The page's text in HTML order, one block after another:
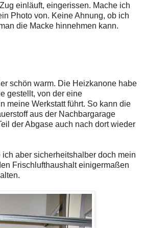
einläuft, eingerissen. Mache ich
Photo von. Keine Ahnung, ob ich
die Macke hinnehmen kann.
schön warm. Die Heizkanone habe
gestellt, von der eine
meine Werkstatt führt. So kann die
aus der Nachbargarage
der Abgase auch nach dort wieder
aber sicherheitshalber doch mein
Frischlufthaushalt einigermaßen